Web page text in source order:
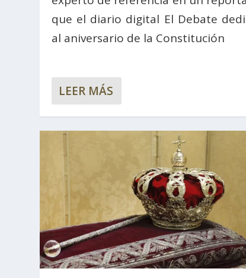
que el diario digital El Debate
al aniversario de la Constitución
LEER MÁS